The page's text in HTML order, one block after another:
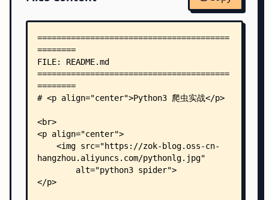
    │   └── 近期记录.xlsx
    ├── 【壁纸】美女壁纸下载器/
    │   └── bg_down.py
    ├── 【大众点评】字体反爬、坐标反爬/
    │   ├── 参数生成/
    │   │   ├── encryp.js
    │   │   └── uid.py
    │   │   ├── __init__.py
    │   │   ├── parse_address_poi.py
    │   │   └── parse_font_css.py
    │   └── 最新版7月/
    │       ├── README.md
    │       ├── font.json